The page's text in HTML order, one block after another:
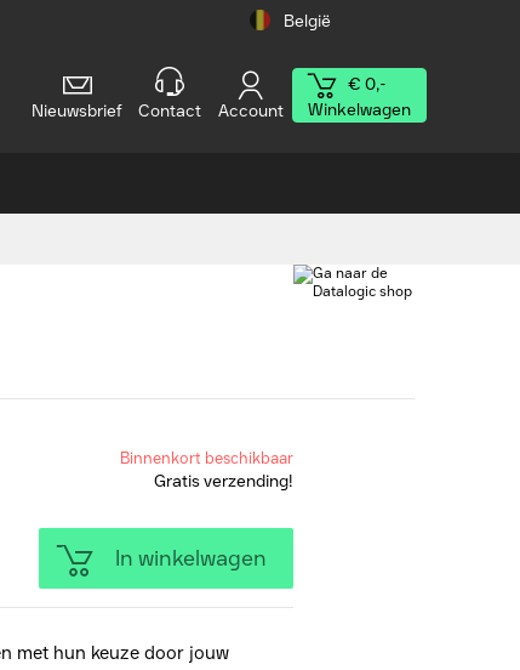
België
Nieuwsbrief Contact Account
€ 0,-
Winkelwagen
Binnenkort beschikbaar
Gratis verzending!
In winkelwagen
met hun keuze door jouw